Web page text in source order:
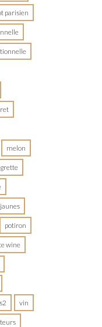
parisien
melon
potiron
wine
vin